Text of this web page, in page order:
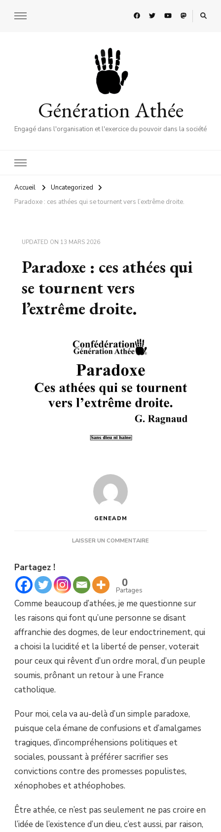
Génération Athée
Engagé dans l'organisation et l'exercice du pouvoir dans la société
Accueil
Uncategorized
Paradoxe : ces athées qui se tournent vers l’extrême droite.
UPDATED ON 13 MARS 2026
Paradoxe : ces athées qui
se tournent vers
l’extrême droite.
GENEADM
LAISSER UN COMMENTAIRE
TOURNENT
VERS
DROITE.
Partagez !
0
Partages
Comme beaucoup d’athées, je me questionne sur
les raisons qui font qu’une personne se disant
affranchie des dogmes, de leur endoctrinement, qui
a choisi la lucidité et la liberté de penser, voterait
pour ceux qui rêvent d’un ordre moral, d’un peuple
soumis, prônant un retour à une France
catholique.
Pour moi, cela va au-delà d’un simple paradoxe,
puisque cela émane de confusions et d’amalgames
tragiques, d’incompréhensions politiques et
sociales, poussant à préférer sacrifier ses
convictions contre des promesses populistes,
xénophobes et athéophobes.
Être athée, ce n’est pas seulement ne pas croire en
l’idée de l’existence d’un dieu, c’est aussi, par raison,